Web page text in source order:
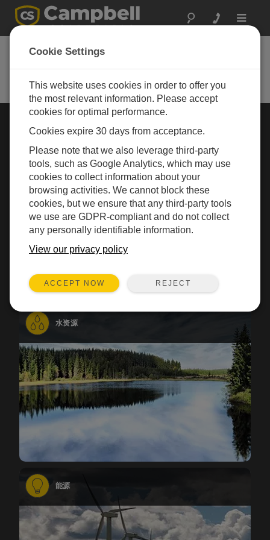
Toggle
Rugged Monitoring
application
行业选择 »
气象
水资源
能源
Cookie Settings
This website uses cookies in order to offer you
the most relevant information. Please accept
cookies for optimal performance.
Cookies expire 30 days from acceptance.
Please note that we also leverage third-party
tools, such as Google Analytics, which may use
cookies to collect information about your
browsing activities. We cannot block these
cookies, but we ensure that any third-party tools
we use are GDPR-compliant and do not collect
any personally identifiable information.
View our privacy policy
ACCEPT NOW REJECT